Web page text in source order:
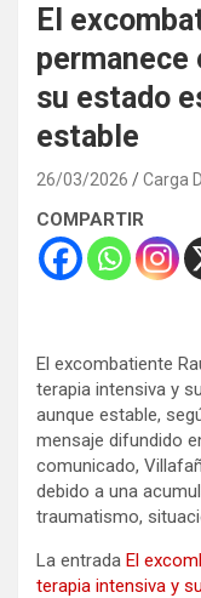
El
permanece
su estado
estable
26/03/2026 Carga
COMPARTIR
El excombatiente
terapia intensiva y
aunque estable,
mensaje difundido
comunicado,
debido a una
traumatismo,
La entrada El
terapia intensiva y